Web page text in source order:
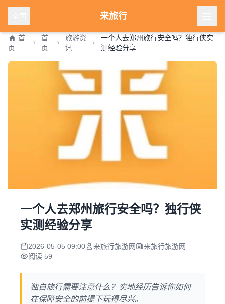
来旅行
首
页
首
页
旅游资
讯
一个人去郑州旅行安全吗？独行侠实
测经验分享
一个人去郑州旅行安全吗？独行侠
实测经验分享
2026-05-05 09:00 来旅行旅游网
来旅行旅游网
阅读 59
独自旅行需要注意什么？实地经历告诉你如何
在保障安全的前提下玩得尽兴。